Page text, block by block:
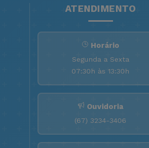
ATENDIMENTO
Horário
Segunda a Sexta
07:30h às 13:30h
Ouvidoria
(67) 3234-3406